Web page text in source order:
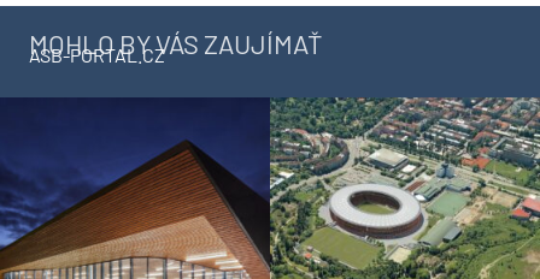
MOHLO BY VÁS ZAUJÍMAŤ
ASB-PORTAL.CZ